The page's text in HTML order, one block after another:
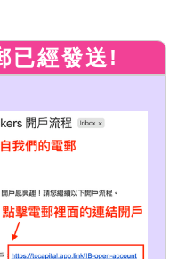
已經發送!